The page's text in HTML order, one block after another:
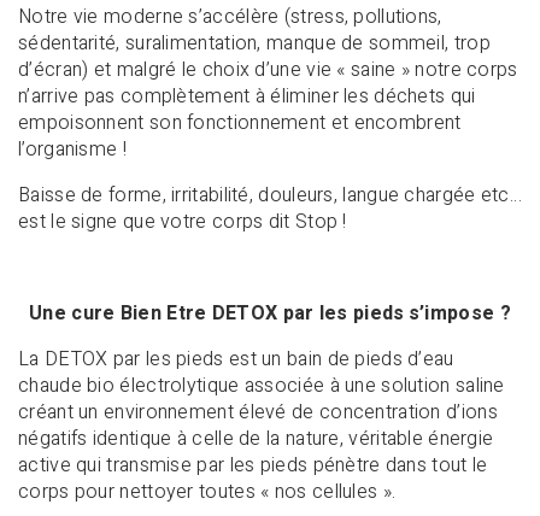
Notre vie moderne s’accélère (stress, pollutions,
sédentarité, suralimentation, manque de sommeil, trop
d’écran) et malgré le choix d’une vie « saine » notre corps
n’arrive pas complètement à éliminer les déchets qui
empoisonnent son fonctionnement et encombrent
l’organisme !
Baisse de forme, irritabilité, douleurs, langue chargée etc…
est le signe que votre corps dit Stop !
Une cure Bien Etre DETOX par les pieds s’impose ?
La DETOX par les pieds est un bain de pieds d’eau
chaude bio électrolytique associée à une solution saline
créant un environnement élevé de concentration d’ions
négatifs identique à celle de la nature, véritable énergie
active qui transmise par les pieds pénètre dans tout le
corps pour nettoyer toutes « nos cellules ».